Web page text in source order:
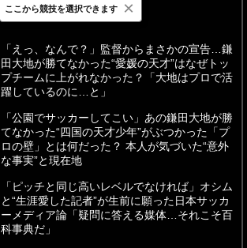
最新 24時間 週間
「えっ、なんで？」監督からまさかの宣告…鎌
田大地が勝てなかった“愛媛の天才”はなぜトッ
プチームに上がれなかった？「大地はプロで活
躍しているのに…と」
「公園でサッカーしてこい」あの鎌田大地が勝
てなかった“四国の天才少年”がぶつかった「プ
ロの壁」とは何だった？ 本人が気づいた“意外
な事実”と現在地
「ピッチと同じ高いレベルでなければ」オシム
と“生涯愛した記者”が生前に願った日本サッカ
ーメディア論「疑問に答える媒体…それこそ百
科事典だ」
ここから競技を選択できます ×